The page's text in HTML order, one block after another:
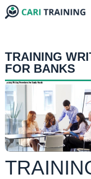
TRAINING
FOR BANKS